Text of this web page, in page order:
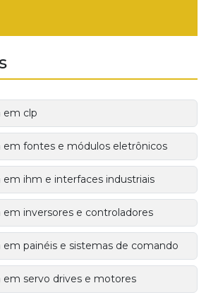
em clp
em fontes e módulos eletrônicos
em ihm e interfaces industriais
em inversores e controladores
em painéis e sistemas de comando
em servo drives e motores